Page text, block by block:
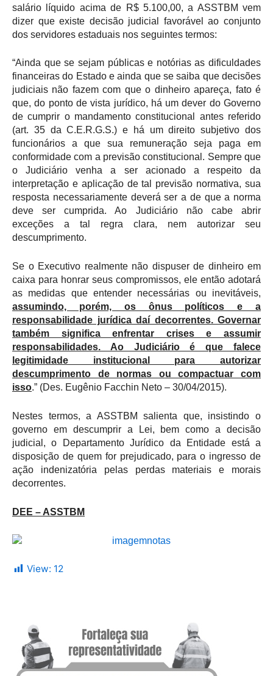
salário líquido acima de R$ 5.100,00, a ASSTBM vem
dizer que existe decisão judicial favorável ao conjunto
dos servidores estaduais nos seguintes termos:
“Ainda que se sejam públicas e notórias as dificuldades
financeiras do Estado e ainda que se saiba que decisões
judiciais não fazem com que o dinheiro apareça, fato é
que, do ponto de vista jurídico, há um dever do Governo
de cumprir o mandamento constitucional antes referido
(art. 35 da C.E.R.G.S.) e há um direito subjetivo dos
funcionários a que sua remuneração seja paga em
conformidade com a previsão constitucional. Sempre que
o Judiciário venha a ser acionado a respeito da
interpretação e aplicação de tal previsão normativa, sua
resposta necessariamente deverá ser a de que a norma
deve ser cumprida. Ao Judiciário não cabe abrir
exceções a tal regra clara, nem autorizar seu
descumprimento.
Se o Executivo realmente não dispuser de dinheiro em
caixa para honrar seus compromissos, ele então adotará
as medidas que entender necessárias ou inevitáveis,
assumindo, porém, os ônus políticos e a
responsabilidade jurídica daí decorrentes. Governar
também significa enfrentar crises e assumir
responsabilidades. Ao Judiciário é que falece
legitimidade institucional para autorizar
descumprimento de normas ou compactuar com
isso.” (Des. Eugênio Facchin Neto – 30/04/2015).
Nestes termos, a ASSTBM salienta que, insistindo o
governo em descumprir a Lei, bem como a decisão
judicial, o Departamento Jurídico da Entidade está a
disposição de quem for prejudicado, para o ingresso de
ação indenizatória pelas perdas materiais e morais
decorrentes.
DEE – ASSTBM
View: 12